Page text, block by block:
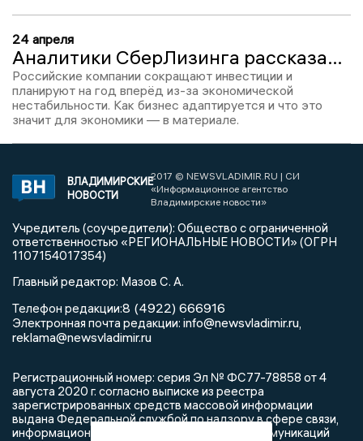
24 апреля
Аналитики СберЛизинга рассказали, что более 70% компаний сохраняют умеренный уровень вложений
Российские компании сокращают инвестиции и
планируют на год вперёд из-за экономической
нестабильности. Как бизнес адаптируется и что это
значит для экономики — в материале.
ВЛАДИМИРСКИЕ
НОВОСТИ
2017 © NEWSVLADIMIR.RU | СИ
«Информационное агентство
Владимирские новости»
Учредитель (соучредители): Общество с ограниченной
ответственностью «РЕГИОНАЛЬНЫЕ НОВОСТИ» (ОГРН
1107154017354)
Главный редактор: Мазов С. А.
Телефон редакции:8 (4922) 666916
Электронная почта редакции: info@newsvladimir.ru
reklama@newsvladimir.ru
Регистрационный номер: серия Эл № ФС77-78858 от 4
августа 2020 г. согласно выписке из реестра
зарегистрированных средств массовой информации
выдана Федеральной службой по надзору в сфере связи,
информационных технологий и массовых коммуникаций